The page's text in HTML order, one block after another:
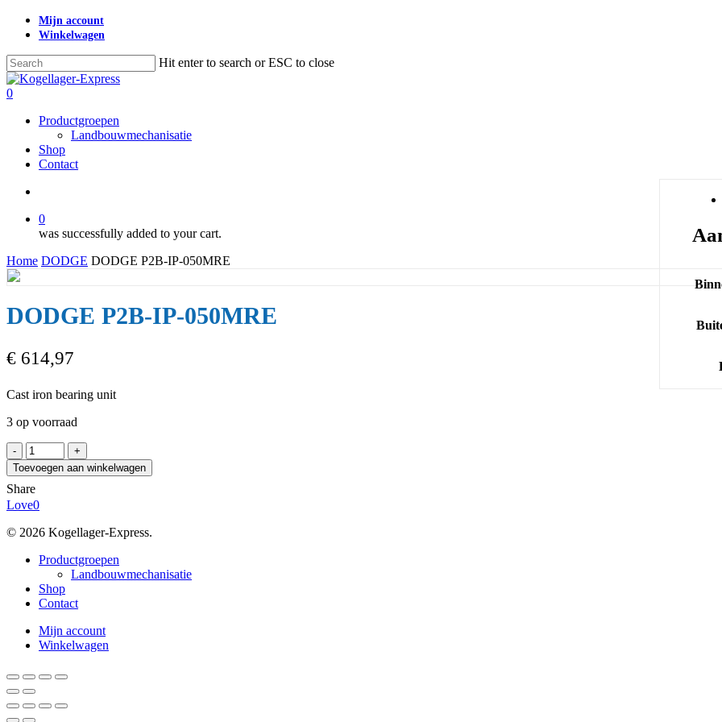
Skip
content
Mijn account
Winkelwagen
Hit enter to search or ESC to close
Close
Search
search
0
Productgroepen
Landbouwmechanisatie
Shop
Contact
0
was successfully added to your cart.
Home DODGE DODGE P2B-IP-050MRE
DODGE P2B-IP-050MRE
€ 614,97
Cast iron bearing unit
3 op voorraad
DODGE
P2B-
IP-
050MRE
aantal
Toevoegen aan winkelwagen
Share
Love0
© 2026 Kogellager-Express.
Close
Productgroepen
Landbouwmechanisatie
Shop
Contact
Mijn account
Winkelwagen